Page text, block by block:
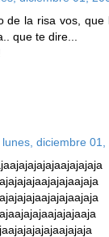
de la risa vos, que
que te dire...
lunes, diciembre 01,